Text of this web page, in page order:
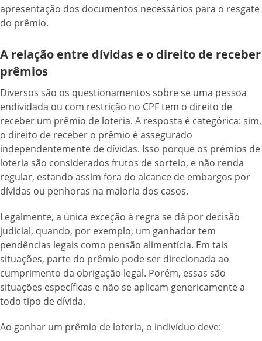
apresentação dos documentos necessários para o resgate
do prêmio.
A relação entre dívidas e o direito de receber
prêmios
Diversos são os questionamentos sobre se uma pessoa
endividada ou com restrição no CPF tem o direito de
receber um prêmio de loteria. A resposta é categórica: sim,
o direito de receber o prêmio é assegurado
independentemente de dívidas. Isso porque os prêmios de
loteria são considerados frutos de sorteio, e não renda
regular, estando assim fora do alcance de embargos por
dívidas ou penhoras na maioria dos casos.
Legalmente, a única exceção à regra se dá por decisão
judicial, quando, por exemplo, um ganhador tem
pendências legais como pensão alimentícia. Em tais
situações, parte do prêmio pode ser direcionada ao
cumprimento da obrigação legal. Porém, essas são
situações específicas e não se aplicam genericamente a
todo tipo de dívida.
Ao ganhar um prêmio de loteria, o indivíduo deve: